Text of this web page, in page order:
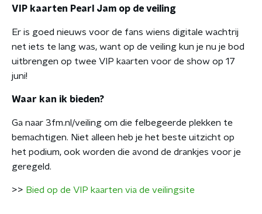
VIP kaarten Pearl Jam op de veiling
Er is goed nieuws voor de fans wiens digitale wachtrij
net iets te lang was, want op de veiling kun je nu je bod
uitbrengen op twee VIP kaarten voor de show op 17
juni!
Waar kan ik bieden?
Ga naar 3fm.nl/veiling om die felbegeerde plekken te
bemachtigen. Niet alleen heb je het beste uitzicht op
het podium, ook worden die avond de drankjes voor je
geregeld.
>> Bied op de VIP kaarten via de veilingsite